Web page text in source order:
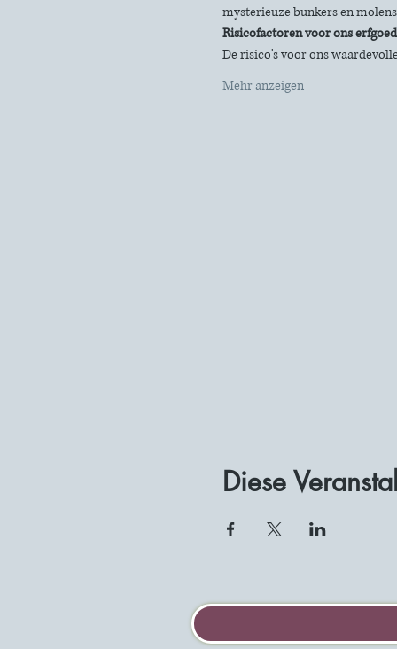
mysterieuze bunkers en
Risicofactoren voor ons erfgoed
De risico's voor ons
Mehr anzeigen
Diese